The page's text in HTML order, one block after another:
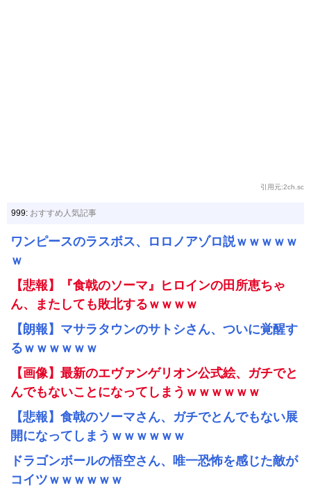
引用元:2ch.sc
999: おすすめ人気記事
ワンピースのラスボス、ロロノアゾロ説ｗｗｗｗｗ
ｗ
【悲報】『食戟のソーマ』ヒロインの田所恵ちゃ
ん、またしても敗北するｗｗｗｗ
【朗報】マサラタウンのサトシさん、ついに覚醒す
るｗｗｗｗｗｗ
【画像】最新のエヴァンゲリオン公式絵、ガチでと
んでもないことになってしまうｗｗｗｗｗｗ
【悲報】食戟のソーマさん、ガチでとんでもない展
開になってしまうｗｗｗｗｗｗ
ドラゴンボールの悟空さん、唯一恐怖を感じた敵が
コイツｗｗｗｗｗｗ